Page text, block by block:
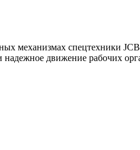
механизмах спецтехники
движение рабочих